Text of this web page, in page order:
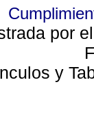
por
y